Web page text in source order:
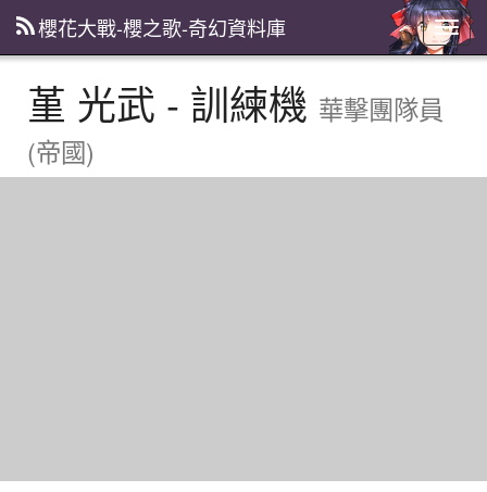
主
選
櫻花大戰-櫻之歌-奇幻資料庫
堇 光武 - 訓練機 華擊團隊員
(帝國)